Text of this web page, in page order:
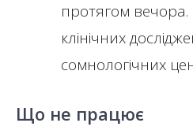
протягом вечора.
клінічних
сомнологічних
Що не працює